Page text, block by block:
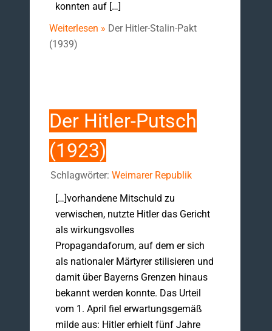
konnten auf […]
Weiterlesen » Der Hitler-Stalin-Pakt
(1939)
Der Hitler-Putsch
(1923)
Schlagwörter: Weimarer Republik
[…]vorhandene Mitschuld zu
verwischen, nutzte Hitler das Gericht
als wirkungsvolles
Propagandaforum, auf dem er sich
als nationaler Märtyrer stilisieren und
damit über Bayerns Grenzen hinaus
bekannt werden konnte. Das Urteil
vom 1. April fiel erwartungsgemäß
milde aus: Hitler erhielt fünf Jahre